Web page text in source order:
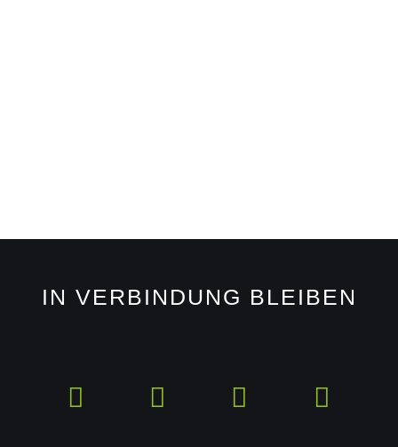
IN VERBINDUNG BLEIBEN